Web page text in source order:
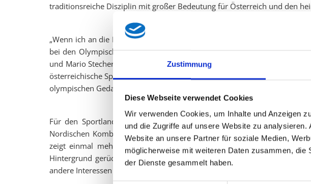
Zustimmung
Diese Webseite verwendet Cookies
Wir verwenden Cookies, um Inhalte und Anzeigen
und die Zugriffe auf unsere Website zu
Website an unsere Partner für soziale Medien,
möglicherweise mit weiteren Daten zusammen,
der Dienste gesammelt haben.
traditionsreiche Disziplin mit großer Bedeutung für Österreich und den
„Wenn ich an die Nordische Kombination denke, fällt mir sofort die
bei den Olympischen Spielen in Turin ein. Das Quartett mit Michael
und Mario Stecher hat damals mit einem sensationellen Zielsprint gegen
österreichische Sportgeschichte geschrieben. Solche Momente begeistern
olympischen Gedankens“, erinnert Zauner.
Für den Sportlandesrat ist die Entscheidung des IOC daher ein völlig
Nordischen Kombination aus dem olympischen Programm ist fatal und
zeigt einmal mehr, dass bei manchen IOC-Funktionären der
Hintergrund gerückt ist. Statt Leistung, Tradition und sportliche Vielfalt
andere Interessen im Vordergrund zu stehen – sehr zum Nachteil einer